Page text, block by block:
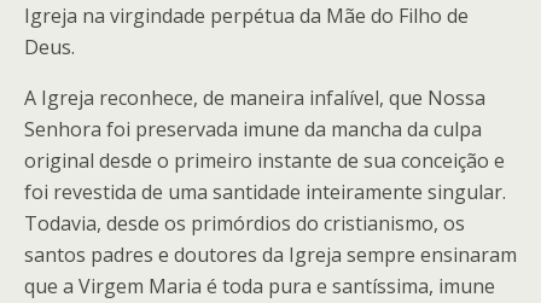
Igreja na virgindade perpétua da Mãe do Filho de
Deus.
A Igreja reconhece, de maneira infalível, que Nossa
Senhora foi preservada imune da mancha da culpa
original desde o primeiro instante de sua conceição e
foi revestida de uma santidade inteiramente singular.
Todavia, desde os primórdios do cristianismo, os
santos padres e doutores da Igreja sempre ensinaram
que a Virgem Maria é toda pura e santíssima, imune